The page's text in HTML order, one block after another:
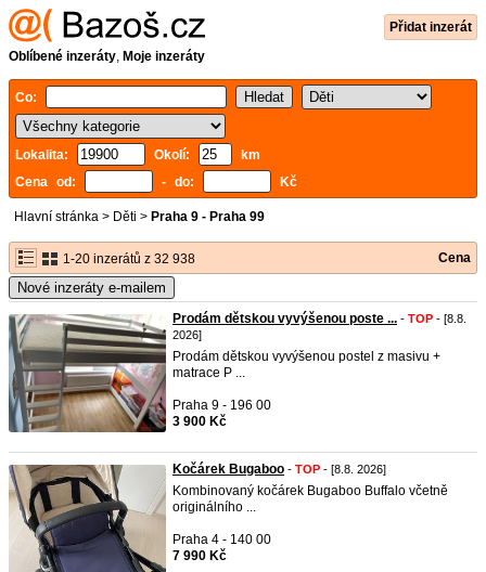
Přidat inzerát
Oblíbené inzeráty, Moje inzeráty
Co:
Lokalita: Okolí:
km
Cena od:
- do: Kč
Hlavní stránka > Děti > Praha 9 - Praha 99
1-20 inzerátů z 32 938 Cena
Nové inzeráty e-mailem
Prodám dětskou vyvýšenou poste ... - TOP - [8.8.
2026]
Prodám dětskou vyvýšenou postel z masivu +
matrace P ...
Praha 9 - 196 00
3 900 Kč
Kočárek Bugaboo - TOP - [8.8. 2026]
Kombinovaný kočárek Bugaboo Buffalo včetně
originálního ...
Praha 4 - 140 00
7 990 Kč